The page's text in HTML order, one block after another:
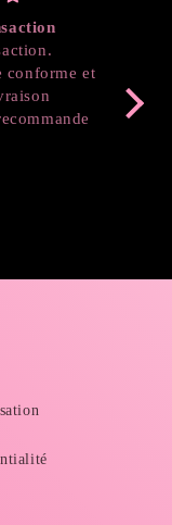
conforme et